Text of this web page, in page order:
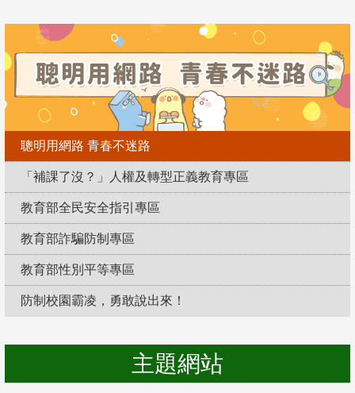
聰明用網路 青春不迷路
「補課了沒？」人權及轉型正義教育專區
教育部全民安全指引專區
教育部詐騙防制專區
教育部性別平等專區
防制校園霸凌，勇敢說出來！
主題網站